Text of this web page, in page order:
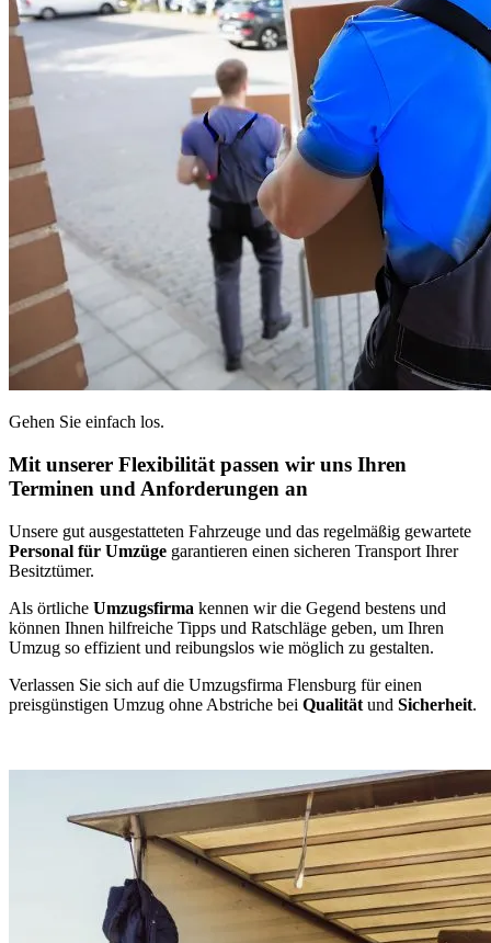
Gehen Sie einfach los.
Mit unserer Flexibilität passen wir uns Ihren
Terminen und Anforderungen an
Unsere gut ausgestatteten Fahrzeuge und das regelmäßig gewartete
Personal für Umzüge garantieren einen sicheren Transport Ihrer
Besitztümer.
Als örtliche Umzugsfirma kennen wir die Gegend bestens und
können Ihnen hilfreiche Tipps und Ratschläge geben, um Ihren
Umzug so effizient und reibungslos wie möglich zu gestalten.
Verlassen Sie sich auf die Umzugsfirma Flensburg für einen
preisgünstigen Umzug ohne Abstriche bei Qualität und Sicherheit.